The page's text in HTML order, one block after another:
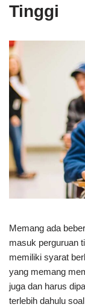
Tinggi
Memang ada
masuk perguruan
memiliki syarat
yang memang
juga dan harus
terlebih dahulu